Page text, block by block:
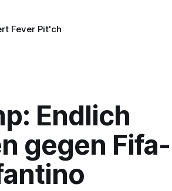
Fever Pit'ch
Endlich
gegen Fifa-